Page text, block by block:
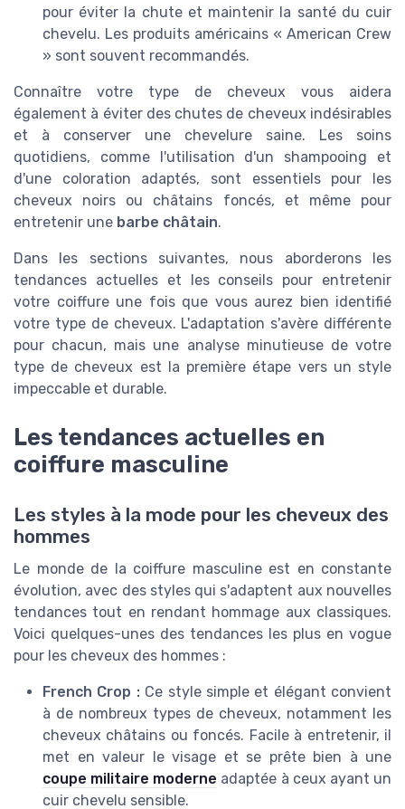
pour éviter la chute et maintenir la santé du cuir
chevelu. Les produits américains « American Crew
» sont souvent recommandés.
Connaître votre type de cheveux vous aidera
également à éviter des chutes de cheveux indésirables
et à conserver une chevelure saine. Les soins
quotidiens, comme l'utilisation d'un shampooing et
d'une coloration adaptés, sont essentiels pour les
cheveux noirs ou châtains foncés, et même pour
entretenir une barbe châtain.
Dans les sections suivantes, nous aborderons les
tendances actuelles et les conseils pour entretenir
votre coiffure une fois que vous aurez bien identifié
votre type de cheveux. L'adaptation s'avère différente
pour chacun, mais une analyse minutieuse de votre
type de cheveux est la première étape vers un style
impeccable et durable.
Les tendances actuelles en
coiffure masculine
Les styles à la mode pour les cheveux des
hommes
Le monde de la coiffure masculine est en constante
évolution, avec des styles qui s'adaptent aux nouvelles
tendances tout en rendant hommage aux classiques.
Voici quelques-unes des tendances les plus en vogue
pour les cheveux des hommes :
French Crop :Ce style simple et élégant convient
à de nombreux types de cheveux, notamment les
cheveux châtains ou foncés. Facile à entretenir, il
met en valeur le visage et se prête bien à une
coupe militaire moderne adaptée à ceux ayant un
cuir chevelu sensible.